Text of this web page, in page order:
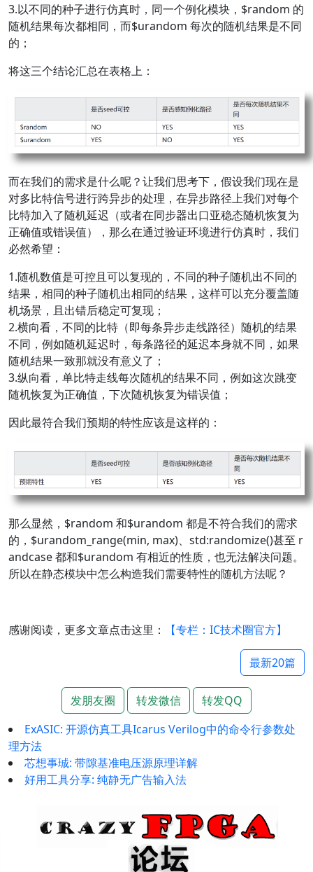
3.以不同的种子进行仿真时，同一个例化模块， $random 的
随机结果每次都相同，而$urandom 每次的随机结果是不同
的；
将这三个结论汇总在表格上：
而在我们的需求是什么呢？让我们思考下，假设我们现在是
对多比特信号进行跨异步的处理，在异步路径上我们对每个
比特加入了随机延迟（或者在同步器出口亚稳态随机恢复为
正确值或错误值），那么在通过验证环境进行仿真时，我们
必然希望：
1.随机数值是可控且可以复现的，不同的种子随机出不同的
结果，相同的种子随机出相同的结果，这样可以充分覆盖随
机场景，且出错后稳定可复现；
2.横向看，不同的比特（即每条异步走线路径）随机的结果
不同，例如随机延迟时，每条路径的延迟本身就不同，如果
随机结果一致那就没有意义了；
3.纵向看，单比特走线每次随机的结果不同，例如这次跳变
随机恢复为正确值，下次随机恢复为错误值；
因此最符合我们预期的特性应该是这样的：
那么显然， $random 和$urandom 都是不符合我们的需求
的， $urandom_range(min, max)、std:randomize()甚至 r
andcase 都和$urandom 有相近的性质，也无法解决问题。
所以在静态模块中怎么构造我们需要特性的随机方法呢？
感谢阅读，更多文章点击这里： 【专栏：IC技术圈官方】
最新20篇
发朋友圈 转发微信
转发QQ
ExASIC: 开源仿真工具Icarus Verilog中的命令行参数处
理方法
芯想事珹: 带隙基准电压源原理详解
好用工具分享: 纯静无广告输入法